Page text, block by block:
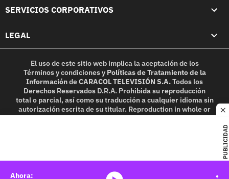
PUBLICIDAD
SERVICIOS CORPORATIVOS
LEGAL
El uso de este sitio web implica la aceptación de los
Términos y condicionesy Políticas de Tratamiento de la
InformacióndeCARACOL TELEVISIÓN S.A.Todos los
Derechos Reservados D.R.A. Prohibida su reproducción
total o parcial, así como su traducción a cualquier idioma sin
autorización escrita de su titular. Reproduction in whole or
in part, or translation without written permission is